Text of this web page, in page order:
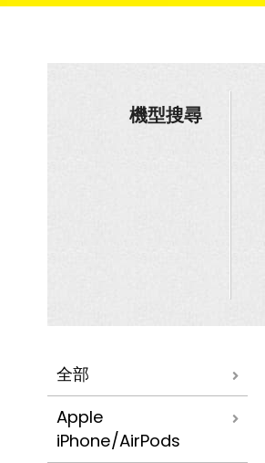
機型搜尋
全部
Apple
iPhone/AirPods